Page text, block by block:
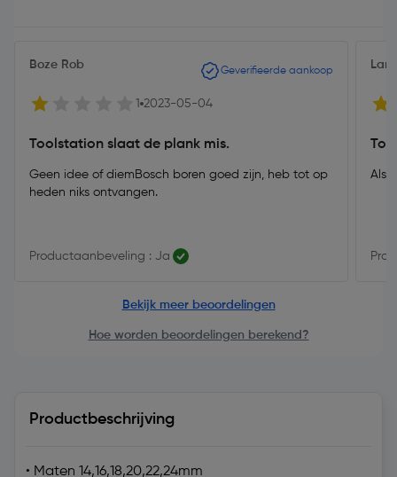
Boze Rob Geverifieerde aankoop
1 2023-05-04
Toolstation slaat de plank mis.
Geen idee of diemBosch boren goed zijn, heb tot op
heden niks ontvangen.
Productaanbeveling : Ja
Als
Bekijk meer beoordelingen
Hoe worden beoordelingen berekend?
Productbeschrijving
• Maten 14,16,18,20,22,24mm